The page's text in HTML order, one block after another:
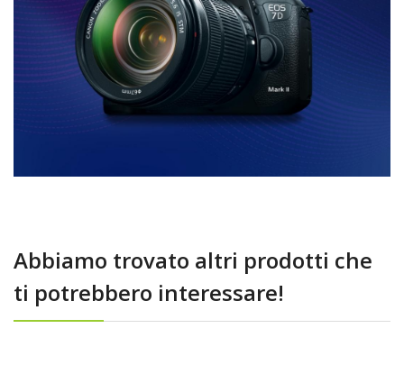
Abbiamo trovato altri prodotti che
ti potrebbero interessare!